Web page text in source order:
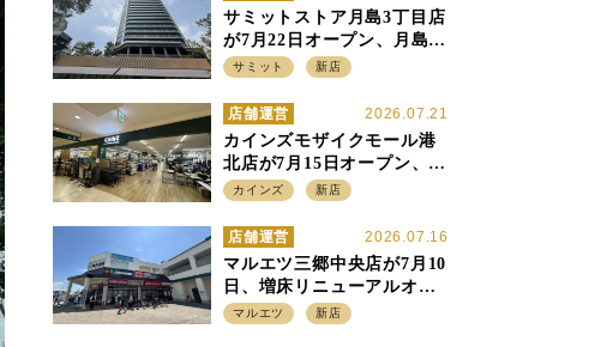
サミットストア月島3丁目店
が7月22日オープン、月島の
58階建てタワーマンション1
を出店
サミット 新店
2026.07.21
店舗運営
カインズモザイクモール港
北店が7月15日オープン、出
店強化の神奈川県、駅前
カインズ 新店
2026.07.16
店舗運営
マルエツ三郷中央店が7月10
日、増床リニューアルオー
プン、「アーバン500坪モデ
マルエツ 新店